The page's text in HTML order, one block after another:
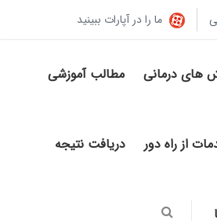
ما را در آپارات ببینید
های درمانی مطالب آموزشی
از راه دور دریافت نتیجه